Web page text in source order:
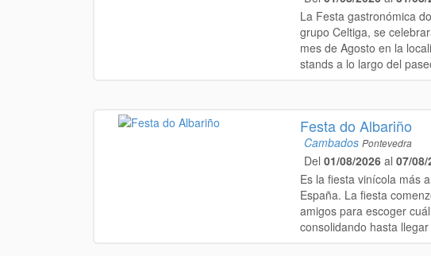
La Festa gastronómica
grupo Celtiga, se
mes de Agosto en la
stands a lo largo del
Festa do Albariño
Cambados Pontevedra
Del 01/08/2026al 07/08/
Es la fiesta vinícola más
España. La fiesta
amigos para escoger
consolidando hasta